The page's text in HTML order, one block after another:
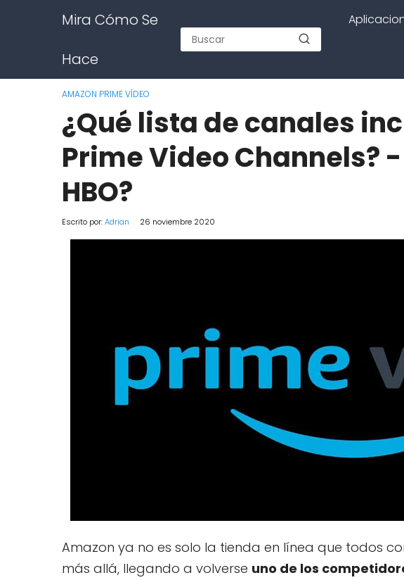
Mira Cómo Se
Hace
AMAZON PRIME VÍDEO
¿Qué lista de canales
Prime Video Channels?
HBO?
Escrito por:Adrian 26 noviembre 2020
Amazon ya no es solo la tienda en línea que todos
más allá, llegando a volverse uno de los